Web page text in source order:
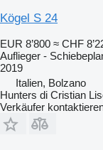
Kögel S 24
EUR 8’800 ≈ CHF
Auflieger -
2019
Italien, Bolzano
Hunters di Cristian
Verkäufer